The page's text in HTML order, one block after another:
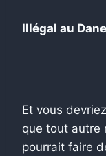
Illégal au
Et vous
que tout autre
pourrait faire